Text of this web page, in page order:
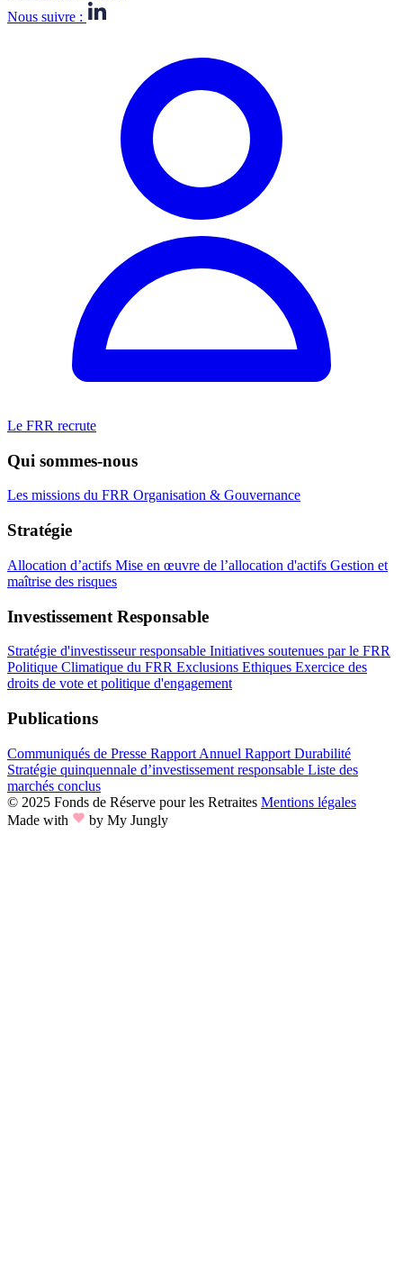
Nous suivre :
Le FRR recrute
Qui sommes-nous
Les missions du FRR Organisation & Gouvernance
Stratégie
Allocation d’actifs Mise en œuvre de l’allocation d'actifs Gestion et
maîtrise des risques
Investissement Responsable
Stratégie d'investisseur responsable Initiatives soutenues par le FRR
Politique Climatique du FRR Exclusions Ethiques Exercice des
droits de vote et politique d'engagement
Publications
Communiqués de Presse Rapport Annuel Rapport Durabilité
Stratégie quinquennale d’investissement responsable Liste des
marchés conclus
© 2025 Fonds de Réserve pour les Retraites Mentions légales
Made with
by My Jungly